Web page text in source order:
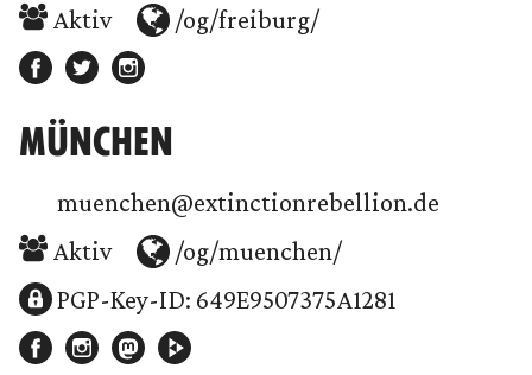
Aktiv
/og/freiburg/
MÜNCHEN
muenchen@extinctionrebellion.de
Aktiv
/og/muenchen/
PGP-Key-ID: 649E9507375A1281